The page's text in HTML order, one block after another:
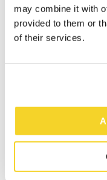
may combine it with
provided to them or
of their services.
IN
Freitag) bei
Tag versandt